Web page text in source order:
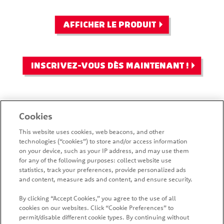
MINGLES™
CHEDDAR ET
AFFICHER LE PRODUIT
VOUS POUR
EN SAVOIR
NOUVELLES
SAVEURS ET
LES
INSCRIVEZ-VOUS DÈS MAINTENANT !
ACCUEIL PRODUITS
OÙ ACHETER
Cookies
This website uses cookies, web beacons, and other
technologies (“cookies”) to store and/or access information
on your device, such as your IP address, and may use them
for any of the following purposes: collect website use
statistics, track your preferences, provide personalized ads
and content, measure ads and content, and ensure security.
By clicking “Accept Cookies,” you agree to the use of all
cookies on our websites. Click “Cookie Preferences” to
permit/disable different cookie types. By continuing without